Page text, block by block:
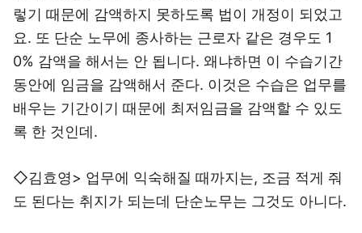
렇기 때문에 감액하지 못하도록 법이 개정이 되었고
요. 또 단순 노무에 종사하는 근로자 같은 경우도 1
0% 감액을 해서는 안 됩니다. 왜냐하면 이 수습기간
동안에 임금을 감액해서 준다. 이것은 수습은 업무를
배우는 기간이기 때문에 최저임금을 감액할 수 있도
록 한 것인데.
◇김효영> 업무에 익숙해질 때까지는, 조금 적게 줘
도 된다는 취지가 되는데 단순노무는 그것도 아니다.